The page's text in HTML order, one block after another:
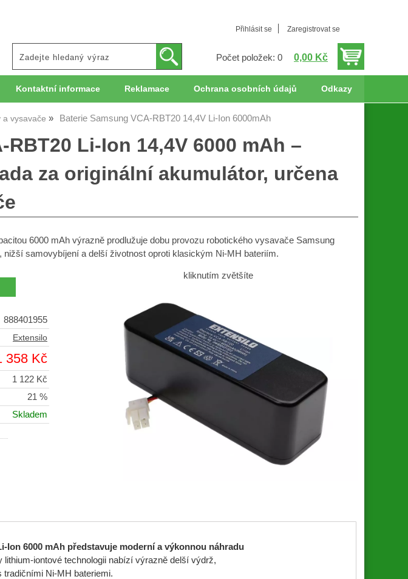
Přihlásit se Zaregistrovat se
Počet položek: 0 0,00 Kč
Kontaktní informace Reklamace Ochrana osobních údajů Odkazy
a vysavače Baterie Samsung VCA-RBT20 14,4V Li-Ion 6000mAh
Li-Ion 14,4V 6000 mAh –
za originální akumulátor, určena
6000 mAh výrazně prodlužuje dobu provozu robotického vysavače Samsung
samovybíjení a delší životnost oproti klasickým Ni-MH bateriím.
kliknutím zvětšíte
888401955
Extensilo
358 Kč
1 122 Kč
21 %
Skladem
Ion 6000 mAh představuje moderní a výkonnou náhradu
iontové technologii nabízí výrazně delší výdrž,
Ni-MH bateriemi.